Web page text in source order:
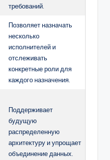
требований.
Позволяет назначать
несколько
исполнителей и
отслеживать
конкретные роли для
каждого назначения.
Поддерживает
будущую
распределенную
архитектуру и упрощает
объединение данных.